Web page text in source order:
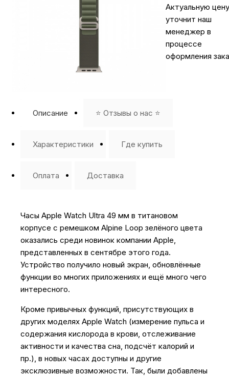
Актуальную цену
уточнит наш
менеджер в
процессе
оформления
Описание ⭐️ Отзывы о нас ⭐️
Характеристики Где купить
Оплата Доставка
Часы Apple Watch Ultra 49 мм в титановом
корпусе с ремешком Alpine Loop зелëного цвета
оказались среди новинок компании Apple,
представленных в сентябре этого года.
Устройство получило новый экран, обновлённые
функции во многих приложениях и ещё много чего
интересного.
Кроме привычных функций, присутствующих в
других моделях Apple Watch (измерение пульса и
содержания кислорода в крови, отслеживание
активности и качества сна, подсчёт калорий и
пр.), в новых часах доступны и другие
эксклюзивные возможности. Так, были добавлены